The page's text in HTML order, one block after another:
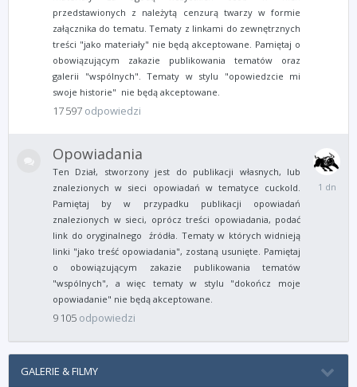
przedstawionych z należytą cenzurą twarzy w formie
załącznika do tematu. Tematy z linkami do zewnętrznych
treści "jako materiały" nie będą akceptowane. Pamiętaj o
obowiązującym zakazie publikowania tematów oraz
galerii "wspólnych". Tematy w stylu "opowiedzcie mi
swoje historie" nie będą akceptowane.
17 597 odpowiedzi
Opowiadania
Ten Dział, stworzony jest do publikacji własnych, lub
znalezionych w sieci opowiadań w tematyce cuckold.
Pamiętaj by w przypadku publikacji opowiadań
znalezionych w sieci, oprócz treści opowiadania, podać
link do oryginalnego źródła. Tematy w których widnieją
linki "jako treść opowiadania", zostaną usunięte. Pamiętaj
o obowiązującym zakazie publikowania tematów
"wspólnych", a więc tematy w stylu "dokończ moje
opowiadanie" nie będą akceptowane.
9 105 odpowiedzi
Wtorek
GALERIE & FILMY